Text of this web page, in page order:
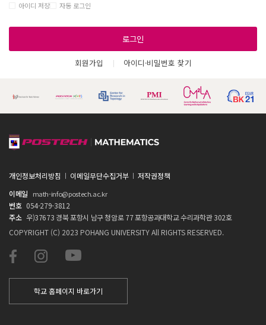
아이디 저장 자동 로그인
로그인
회원가입 아이디·비밀번호 찾기
개인정보처리방침 이메일무단수집거부
저작권정책
이메일
math-info@postech.ac.kr
번호 054-279-3812
주소 우)37673 경북 포항시 남구 청암로 77 포항공과대학교 수리과학관 302호
COPYRIGHT (C) 2023 POHANG UNIVERSITY All RIGHTS RESERVED.
학교 홈페이지 바로가기